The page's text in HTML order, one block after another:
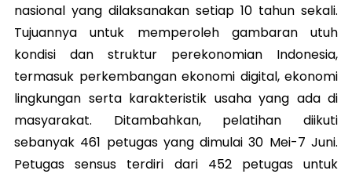
nasional yang dilaksanakan setiap 10 tahun sekali.
Tujuannya untuk memperoleh gambaran utuh
kondisi dan struktur perekonomian Indonesia,
termasuk perkembangan ekonomi digital, ekonomi
lingkungan serta karakteristik usaha yang ada di
masyarakat. Ditambahkan, pelatihan diikuti
sebanyak 461 petugas yang dimulai 30 Mei-7 Juni.
Petugas sensus terdiri dari 452 petugas untuk